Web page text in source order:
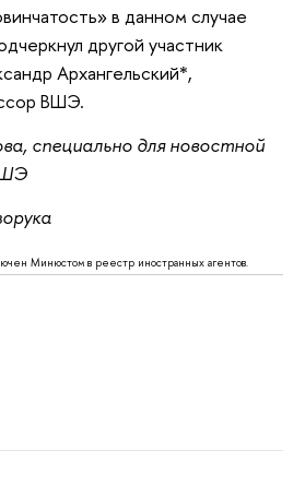
в данном случае
другой участник
Архангельский*,
ВШЭ.
специально для новостной
Минюстом в реестр иностранных агентов.